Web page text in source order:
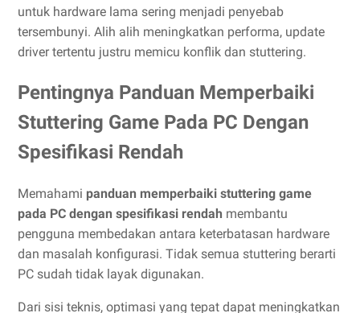
untuk hardware lama sering menjadi penyebab
tersembunyi. Alih alih meningkatkan performa, update
driver tertentu justru memicu konflik dan stuttering.
Pentingnya Panduan Memperbaiki
Stuttering Game Pada PC Dengan
Spesifikasi Rendah
Memahami panduan memperbaiki stuttering game
pada PC dengan spesifikasi rendah membantu
pengguna membedakan antara keterbatasan hardware
dan masalah konfigurasi. Tidak semua stuttering berarti
PC sudah tidak layak digunakan.
Dari sisi teknis, optimasi yang tepat dapat meningkatkan